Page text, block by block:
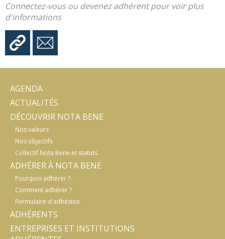
Connectez-vous ou devenez adhérent pour voir plus
d'informations
AGENDA
ACTUALITÉS
DÉCOUVRIR NOTA BENE
Nos valeurs
Nos objectifs
Collectif Nota Bene et statuts
ADHÉRER À NOTA BENE
Pourquoi adhérer ?
Comment adhérer ?
Formulaire d'adhésion
ADHÉRENTS
ENTREPRISES ET INSTITUTIONS